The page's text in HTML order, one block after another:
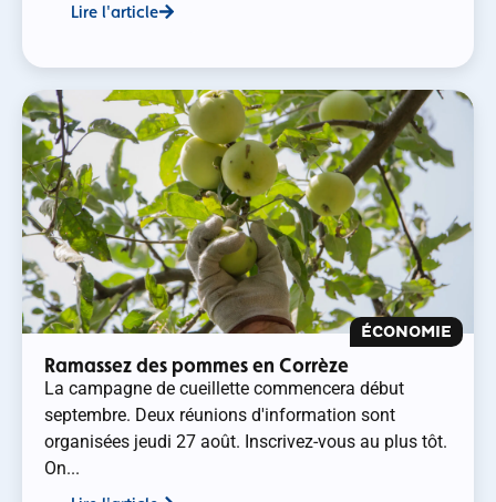
Lire l'article
ÉCONOMIE
Ramassez des pommes en Corrèze
La campagne de cueillette commencera début
septembre. Deux réunions d'information sont
organisées jeudi 27 août. Inscrivez-vous au plus tôt.
On...